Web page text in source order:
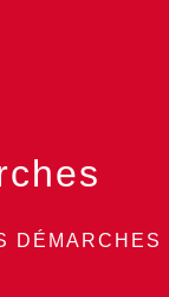
DÉMARCHES